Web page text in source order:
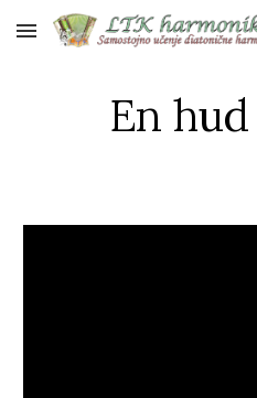
Skip to main content
En